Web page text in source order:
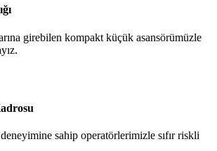
girebilen kompakt küçük asansörümüzle
sahip operatörlerimizle sıfır riskli